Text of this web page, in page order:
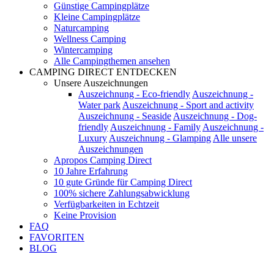
Günstige Campingplätze
Kleine Campingplätze
Naturcamping
Wellness Camping
Wintercamping
Alle Campingthemen ansehen
CAMPING DIRECT ENTDECKEN
Unsere Auszeichnungen
Auszeichnung - Eco-friendly Auszeichnung -
Water park Auszeichnung - Sport and activity
Auszeichnung - Seaside Auszeichnung - Dog-
friendly Auszeichnung - Family Auszeichnung -
Luxury Auszeichnung - Glamping Alle unsere
Auszeichnungen
Apropos Camping Direct
10 Jahre Erfahrung
10 gute Gründe für Camping Direct
100% sichere Zahlungsabwicklung
Verfügbarkeiten in Echtzeit
Keine Provision
FAQ
FAVORITEN
BLOG